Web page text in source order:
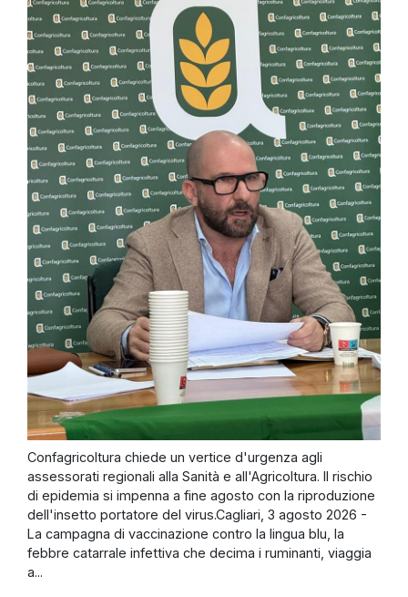
Confagricoltura chiede un vertice d'urgenza agli
assessorati regionali alla Sanità e all'Agricoltura. Il rischio
di epidemia si impenna a fine agosto con la riproduzione
dell'insetto portatore del virus.Cagliari, 3 agosto 2026 -
La campagna di vaccinazione contro la lingua blu, la
febbre catarrale infettiva che decima i ruminanti, viaggia
a...